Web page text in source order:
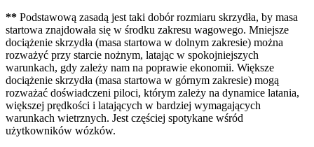
** Podstawową zasadą jest taki dobór rozmiaru skrzydła, by masa
startowa znajdowała się w środku zakresu wagowego. Mniejsze
dociążenie skrzydła (masa startowa w dolnym zakresie) można
rozważyć przy starcie nożnym, latając w spokojniejszych
warunkach, gdy zależy nam na poprawie ekonomii. Większe
dociążenie skrzydła (masa startowa w górnym zakresie) mogą
rozważać doświadczeni piloci, którym zależy na dynamice latania,
większej prędkości i latających w bardziej wymagających
warunkach wietrznych. Jest częściej spotykane wśród
użytkowników wózków.